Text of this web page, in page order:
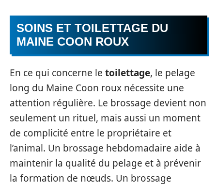
SOINS ET TOILETTAGE DU
MAINE COON ROUX
En ce qui concerne le toilettage, le pelage
long du Maine Coon roux nécessite une
attention régulière. Le brossage devient non
seulement un rituel, mais aussi un moment
de complicité entre le propriétaire et
l’animal. Un brossage hebdomadaire aide à
maintenir la qualité du pelage et à prévenir
la formation de nœuds. Un brossage